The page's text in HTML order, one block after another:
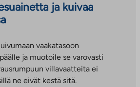
ja kuivaa
vaakatasoon
ja muotoile se varovasti
villavaatteita ei
ne eivät kestä sitä.